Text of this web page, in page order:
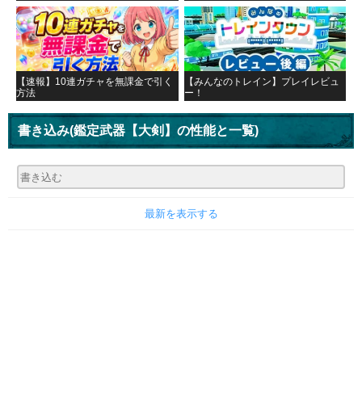
【速報】10連ガチャを無課金で引く
方法
【みんなのトレイン】プレイレビュ
ー！
書き込み(鑑定武器【大剣】の性能と一覧)
最新を表示する